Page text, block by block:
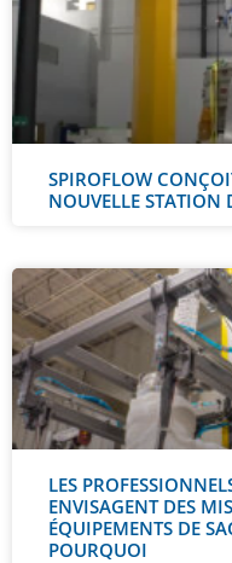
SPIROFLOW
NOUVELLE STATION
LES
ENVISAGENT DES
ÉQUIPEMENTS DE
POURQUOI